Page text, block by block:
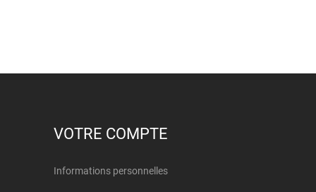
VOTRE COMPTE
Informations personnelles